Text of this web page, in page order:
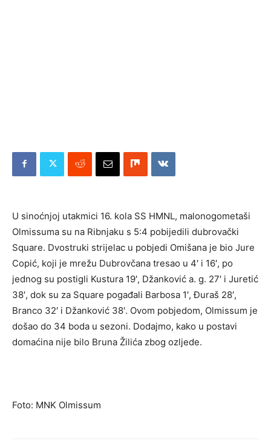
U sinoćnjoj utakmici 16. kola SS HMNL, malonogometaši
Olmissuma su na Ribnjaku s 5:4 pobijedili dubrovački
Square. Dvostruki strijelac u pobjedi Omišana je bio Jure
Copić, koji je mrežu Dubrovčana tresao u 4′ i 16′, po
jednog su postigli Kustura 19′, Džanković a. g. 27′ i Juretić
38′, dok su za Square pogađali Barbosa 1′, Đuraš 28′,
Branco 32′ i Džanković 38′. Ovom pobjedom, Olmissum je
došao do 34 boda u sezoni. Dodajmo, kako u postavi
domaćina nije bilo Bruna Žilića zbog ozljede.
Foto: MNK Olmissum